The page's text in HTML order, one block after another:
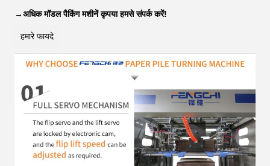
→अधिक मॉडल पैकिंग मशीनें कृपया हमसे संपर्क करें!
हमारे फायदे